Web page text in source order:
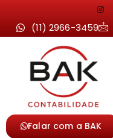
(11) 2966-3459
Falar com a BAK